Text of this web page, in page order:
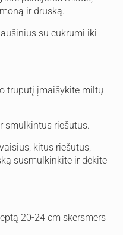
ir druską.
su cukrumi iki
truputį įmaišykite miltų
smulkintus riešutus.
kitus riešutus,
susmulkinkite ir dėkite
20-24 cm skersmers